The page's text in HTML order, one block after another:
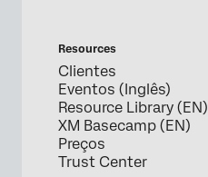
Resources
Clientes
Eventos (Inglês)
Resource Library (EN)
XM Basecamp (EN)
Preços
Trust Center